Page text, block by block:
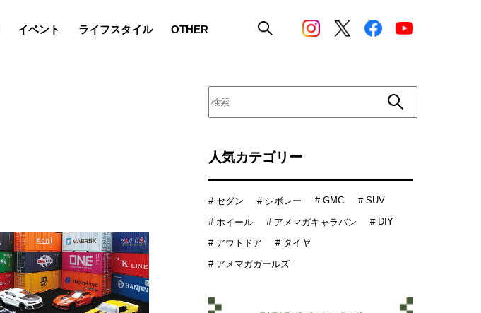
イベント ライフスタイル OTHER
人気カテゴリー
# セダン # シボレー # GMC # SUV
# ホイール # アメマガキャラバン # DIY
# アウトドア
# タイヤ
# アメマガガールズ